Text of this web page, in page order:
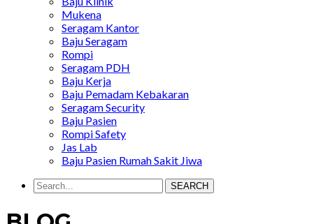
Mukena
Seragam Kantor
Baju Seragam
Rompi
Seragam PDH
Baju Kerja
Baju Pemadam Kebakaran
Seragam Security
Baju Pasien
Rompi Safety
Jas Lab
Baju Pasien Rumah Sakit Jiwa
SEARCH